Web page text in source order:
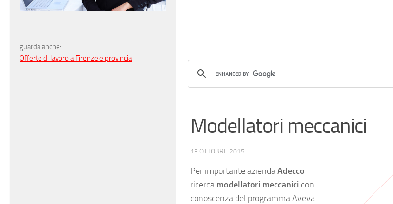
Modellatori meccanici
13 OTTOBRE 2015
Per importante aziendaAdecco
ricerca modellatori meccanici con
conoscenza del programma Aveva
guarda anche:
Offerte di lavoro a Firenze e provincia